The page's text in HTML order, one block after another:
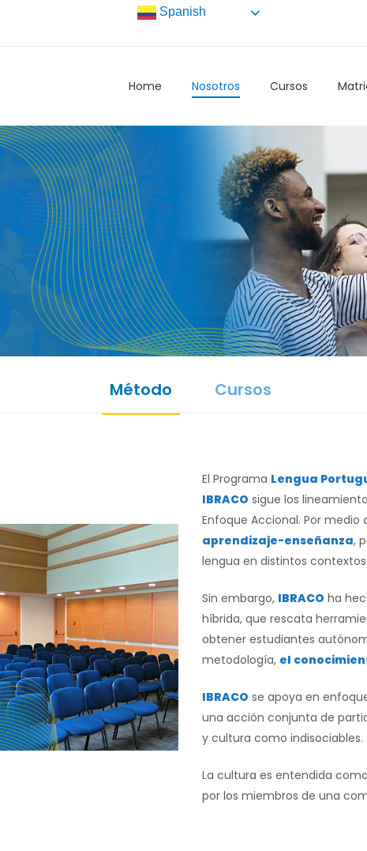
Home Nosotros Cursos
Método Cursos
El Programa Lengua
IBRACO sigue los
Enfoque Accional. Por
aprendizaje-enseñanza,
lengua en distintos
Sin embargo, IBRACO ha
híbrida, que rescata
obtener estudiantes
metodología, el
IBRACO se apoya en
una acción conjunta de
y cultura como indisociables.
La cultura es entendida
por los miembros de una
Spanish